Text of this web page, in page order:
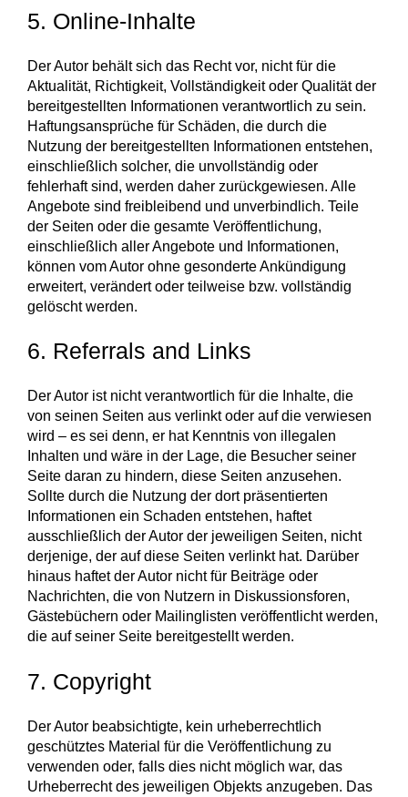
5. Online-Inhalte
Der Autor behält sich das Recht vor, nicht für die
Aktualität, Richtigkeit, Vollständigkeit oder Qualität der
bereitgestellten Informationen verantwortlich zu sein.
Haftungsansprüche für Schäden, die durch die
Nutzung der bereitgestellten Informationen entstehen,
einschließlich solcher, die unvollständig oder
fehlerhaft sind, werden daher zurückgewiesen. Alle
Angebote sind freibleibend und unverbindlich. Teile
der Seiten oder die gesamte Veröffentlichung,
einschließlich aller Angebote und Informationen,
können vom Autor ohne gesonderte Ankündigung
erweitert, verändert oder teilweise bzw. vollständig
gelöscht werden.
6. Referrals and Links
Der Autor ist nicht verantwortlich für die Inhalte, die
von seinen Seiten aus verlinkt oder auf die verwiesen
wird – es sei denn, er hat Kenntnis von illegalen
Inhalten und wäre in der Lage, die Besucher seiner
Seite daran zu hindern, diese Seiten anzusehen.
Sollte durch die Nutzung der dort präsentierten
Informationen ein Schaden entstehen, haftet
ausschließlich der Autor der jeweiligen Seiten, nicht
derjenige, der auf diese Seiten verlinkt hat. Darüber
hinaus haftet der Autor nicht für Beiträge oder
Nachrichten, die von Nutzern in Diskussionsforen,
Gästebüchern oder Mailinglisten veröffentlicht werden,
die auf seiner Seite bereitgestellt werden.
7. Copyright
Der Autor beabsichtigte, kein urheberrechtlich
geschütztes Material für die Veröffentlichung zu
verwenden oder, falls dies nicht möglich war, das
Urheberrecht des jeweiligen Objekts anzugeben. Das